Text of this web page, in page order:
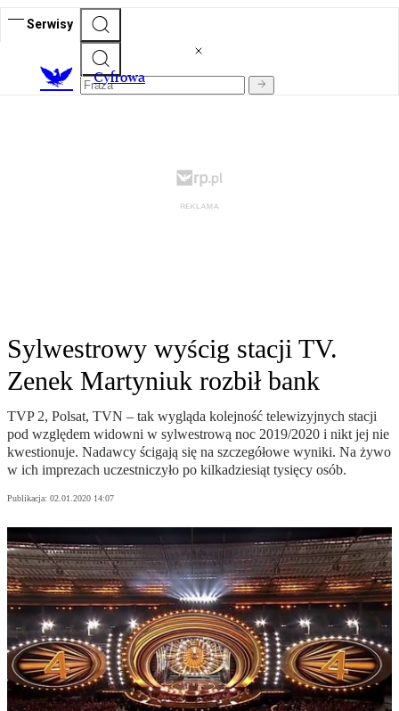
Serwisy
Cyfrowa
Sylwestrowy wyścig stacji TV.
Zenek Martyniuk rozbił bank
TVP 2, Polsat, TVN – tak wygląda kolejność telewizyjnych stacji
pod względem widowni w sylwestrową noc 2019/2020 i nikt jej nie
kwestionuje. Nadawcy ścigają się na szczegółowe wyniki. Na żywo
w ich imprezach uczestniczyło po kilkadziesiąt tysięcy osób.
Publikacja: 02.01.2020 14:07